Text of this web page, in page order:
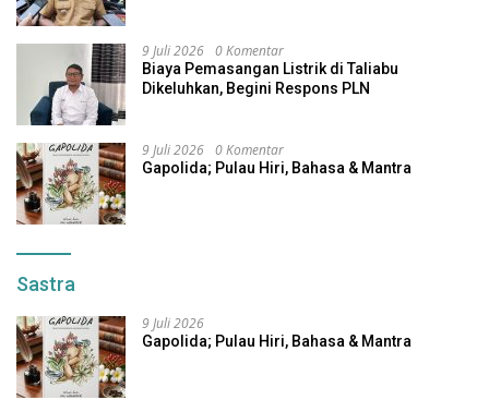
9 Juli 2026 0 Komentar
Biaya Pemasangan Listrik di Taliabu
Dikeluhkan, Begini Respons PLN
9 Juli 2026 0 Komentar
Gapolida; Pulau Hiri, Bahasa & Mantra
Sastra
9 Juli 2026
Gapolida; Pulau Hiri, Bahasa & Mantra